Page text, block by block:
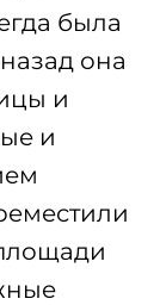
была
она
и
и